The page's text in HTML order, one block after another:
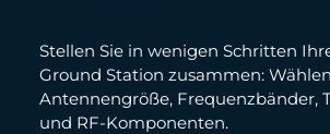
Stellen Sie in wenigen Schritten
Ground Station zusammen:
Antennengröße, Frequenzbänder,
und RF-Komponenten.